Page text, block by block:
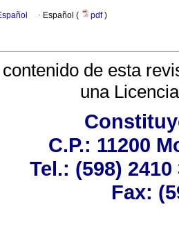
· Español ( pdf)
de esta
una
C.P.: 11200
Tel.: (598) 2410
Fax: